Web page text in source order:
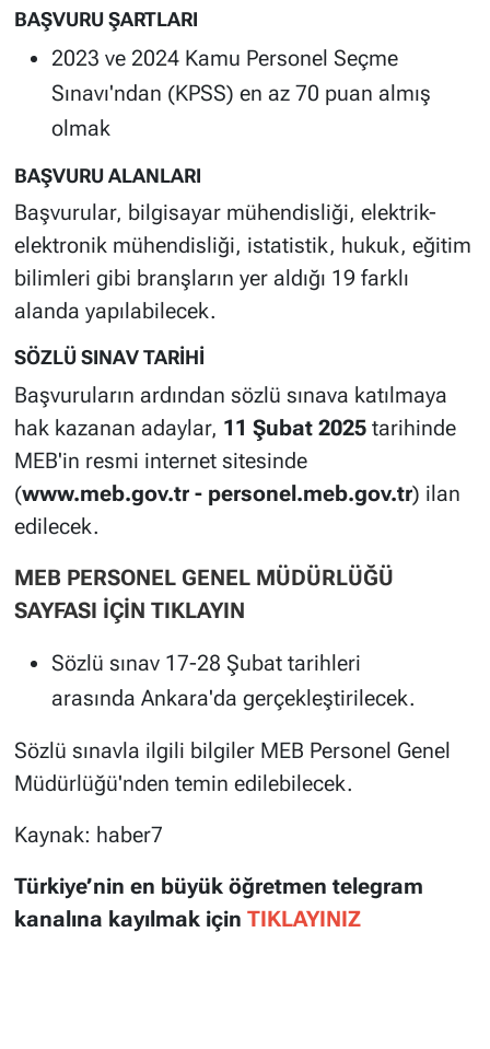
BAŞVURU ŞARTLARI
2023 ve 2024 Kamu Personel Seçme
Sınavı'ndan (KPSS) en az 70 puan almış
olmak
BAŞVURU ALANLARI
Başvurular, bilgisayar mühendisliği, elektrik-
elektronik mühendisliği, istatistik, hukuk, eğitim
bilimleri gibi branşların yer aldığı 19 farklı
alanda yapılabilecek.
SÖZLÜ SINAV TARİHİ
Başvuruların ardından sözlü sınava katılmaya
hak kazanan adaylar, 11 Şubat 2025tarihinde
MEB'in resmi internet sitesinde
(www.meb.gov.tr - personel.meb.gov.tr) ilan
edilecek.
MEB PERSONEL GENEL MÜDÜRLÜĞÜ
SAYFASI İÇİN TIKLAYIN
Sözlü sınav 17-28 Şubat tarihleri
arasında Ankara'da gerçekleştirilecek.
Sözlü sınavla ilgili bilgiler MEB Personel Genel
Müdürlüğü'nden temin edilebilecek.
Kaynak: haber7
Türkiye’nin en büyük öğretmen telegram
kanalına kayılmak için TIKLAYINIZ